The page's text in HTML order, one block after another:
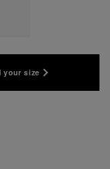
your size